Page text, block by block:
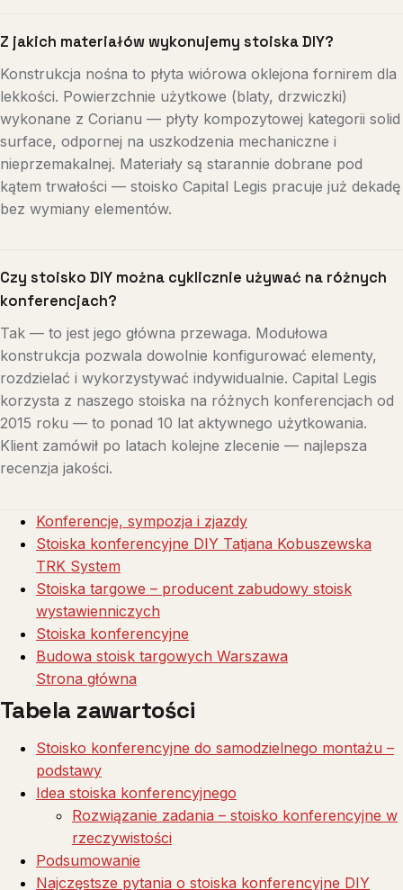
Z jakich materiałów wykonujemy stoiska DIY?
Konstrukcja nośna to płyta wiórowa oklejona fornirem dla
lekkości. Powierzchnie użytkowe (blaty, drzwiczki)
wykonane z Corianu — płyty kompozytowej kategorii solid
surface, odpornej na uszkodzenia mechaniczne i
nieprzemakalnej. Materiały są starannie dobrane pod
kątem trwałości — stoisko Capital Legis pracuje już dekadę
bez wymiany elementów.
Czy stoisko DIY można cyklicznie używać na różnych
konferencjach?
Tak — to jest jego główna przewaga. Modułowa
konstrukcja pozwala dowolnie konfigurować elementy,
rozdzielać i wykorzystywać indywidualnie. Capital Legis
korzysta z naszego stoiska na różnych konferencjach od
2015 roku — to ponad 10 lat aktywnego użytkowania.
Klient zamówił po latach kolejne zlecenie — najlepsza
recenzja jakości.
Konferencje, sympozja i zjazdy
Stoiska konferencyjne DIY Tatjana Kobuszewska
TRK System
Stoiska targowe – producent zabudowy stoisk
wystawienniczych
Stoiska konferencyjne
Budowa stoisk targowych Warszawa
Strona główna
Tabela zawartości
Stoisko konferencyjne do samodzielnego montażu –
podstawy
Idea stoiska konferencyjnego
Rozwiązanie zadania – stoisko konferencyjne w
rzeczywistości
Podsumowanie
Najczęstsze pytania o stoiska konferencyjne DIY